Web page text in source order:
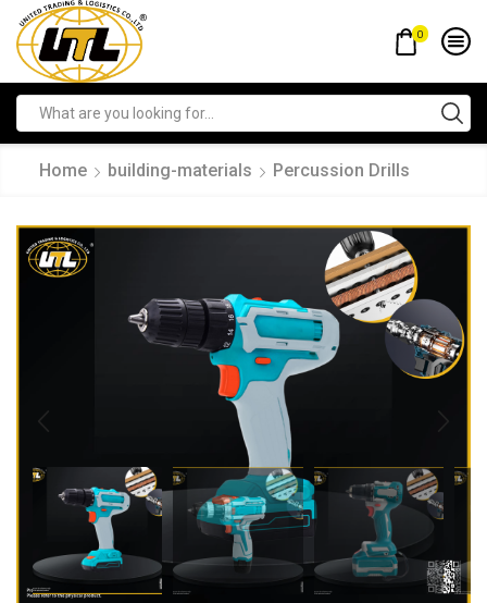
0
Home building-materials Percussion Drills